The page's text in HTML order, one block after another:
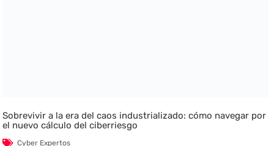
Sobrevivir a la era del caos industrializado: cómo navegar por
el nuevo cálculo del ciberriesgo
Cyber Expertos